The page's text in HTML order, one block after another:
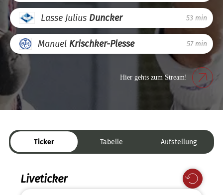
Lasse Julius Duncker 53 min
Manuel Krischker-Plesse 57 min
Hier gehts zum Stream!
Ticker Tabelle Aufstellung
Liveticker